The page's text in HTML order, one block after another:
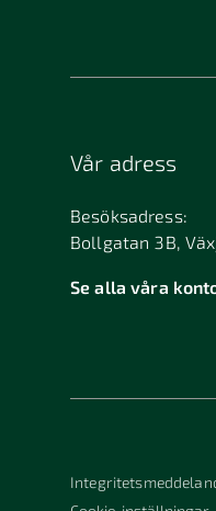
Vår adress
Besöksadress:
Bollgatan 3B,
Se alla våra